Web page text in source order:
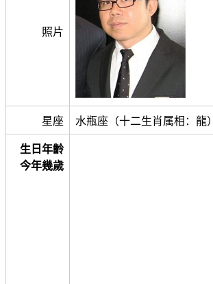
照片
星座 水瓶座（十二生肖属相：龍）
生日年齡
今年幾歲